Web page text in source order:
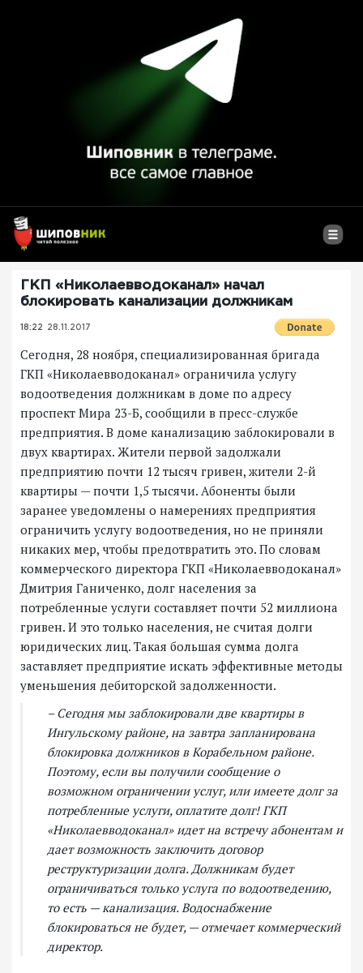
ГКП «Николаевводоканал» начал
блокировать канализации должникам
18:22 28.11.2017
Сегодня, 28 ноября, специализированная бригада
ГКП «Николаевводоканал» ограничила услугу
водоотведения должникам в доме по адресу
проспект Мира 23-Б, сообщили в пресс-службе
предприятия. В доме канализацию заблокировали в
двух квартирах. Жители первой задолжали
предприятию почти 12 тысяч гривен, жители 2-й
квартиры — почти 1,5 тысячи. Абоненты были
заранее уведомлены о намерениях предприятия
ограничить услугу водоотведения, но не приняли
никаких мер, чтобы предотвратить это. По словам
коммерческого директора ГКП «Николаевводоканал»
Дмитрия Ганиченко, долг населения за
потребленные услуги составляет почти 52 миллиона
гривен. И это только населения, не считая долги
юридических лиц. Такая большая сумма долга
заставляет предприятие искать эффективные методы
уменьшения дебиторской задолженности.
– Сегодня мы заблокировали две квартиры в
Ингульскому районе, на завтра запланирована
блокировка должников в Корабельном районе.
Поэтому, если вы получили сообщение о
возможном ограничении услуг, или имеете долг за
потребленные услуги, оплатите долг! ГКП
«Николаевводоканал» идет на встречу абонентам и
дает возможность заключить договор
реструктуризации долга. Должникам будет
ограничиваться только услуга по водоотведению,
то есть — канализация. Водоснабжение
блокироваться не будет, — отмечает коммерческий
директор.